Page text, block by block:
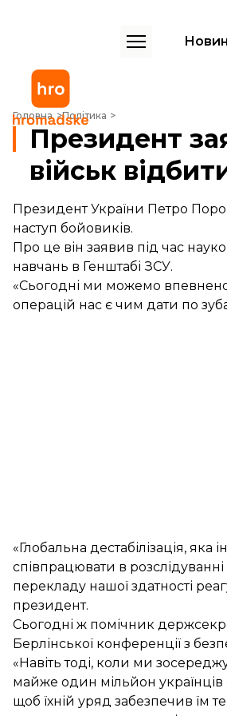
Головна Політика
Президент заявляє про готовність
Президент
військ
Президент України Петро
наступ бойовиків.
Про це він заявив під час
навчань в Генштабі ЗСУ.
«Сьогодні ми можемо
операцій нас є чим дати по
«Глобальна дестабілізація,
співпрацювати в
перекладу нашої здатності
президент.
Сьогодні ж помічник
Берлінської конференції з
«Навіть тоді, коли ми
майже один мільйон українців
щоб їхній уряд забезпечив їм